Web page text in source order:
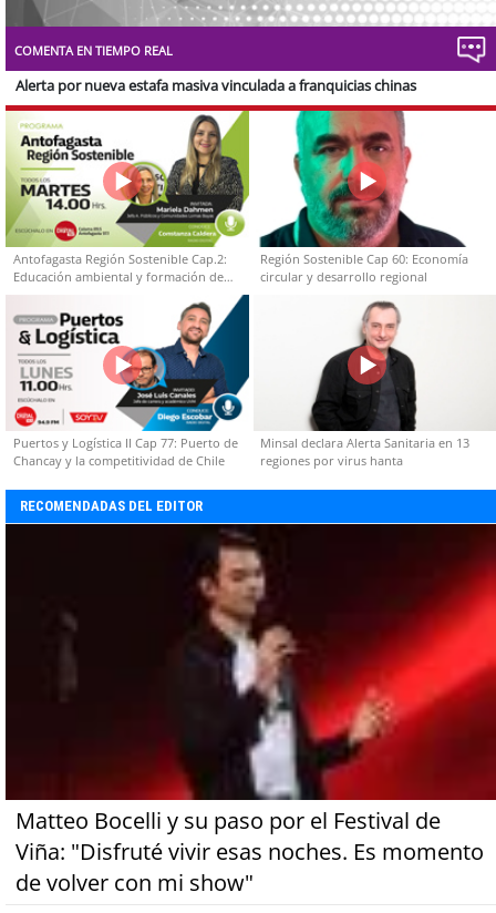
COMENTA EN TIEMPO REAL
Alerta por nueva estafa masiva vinculada a franquicias chinas
Antofagasta Región Sostenible Cap.2:
Educación ambiental y formación de
capacidades técnicas
Región Sostenible Cap 60: Economía
circular y desarrollo regional
Puertos y Logística II Cap 77: Puerto de
Chancay y la competitividad de Chile
Minsal declara Alerta Sanitaria en 13
regiones por virus hanta
RECOMENDADAS DEL EDITOR
Matteo Bocelli y su paso por el Festival de
Viña: "Disfruté vivir esas noches. Es momento
de volver con mi show"